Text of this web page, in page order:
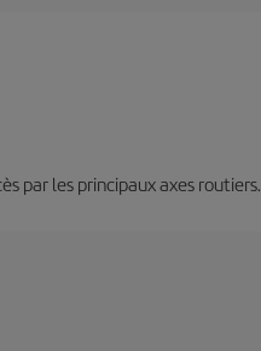
par les principaux axes routiers.